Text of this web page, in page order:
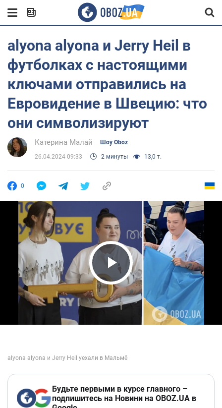
alyona alyona и Jerry Heil в
футболках с настоящими
ключами отправились на
Евровидение в Швецию: что
они символизируют
Катерина Малай Шоу Oboz
26.04.2024 09:33 2 минуты 13,0 т.
0
Play Video
Будьте первыми в курсе главного –
подпишитесь на Новини на OBOZ.UA в